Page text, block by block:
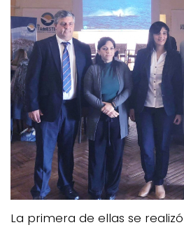
La primera de ellas se